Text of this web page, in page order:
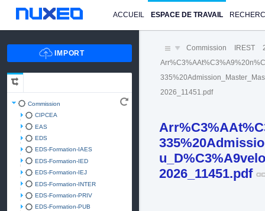
ACCUEIL ESPACE DE TRAVAIL
Commission
CIPCEA
EAS
EDS
EDS-Formation-IAES
EDS-Formation-IED
EDS-Formation-IEJ
EDS-Formation-INTER
EDS-Formation-PRIV
EDS-Formation-PUB
Commission IREST
2026_11451.pdf
2026_11451.pdf